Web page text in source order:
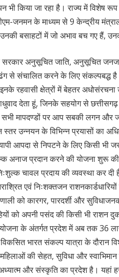
भी किया जा रहा है। राज्य में विशेष
जनमन के माध्यम से 9 केन्द्रीय
बसाहटों में जो अभाव बच गए हैं,
सरकार अनुसूचित जाति, अनुसूचित
से संचालित करने के लिए संकल्पबद्ध
रहवासी क्षेत्रों में बेहतर
देता हूं, जिनके सहयोग से
सभी मापदण्डों पर आप सबकी लगन और
स्तर उन्नयन के विभिन्न प्रयासों का
आपदा से निपटने के लिए किसी भी
अनाज प्रदान करने की योजना शुरू
चावल प्रदाय की व्यवस्था कर
एवं निःशक्तजन
को कारगर, पारदर्शी और
को अपनी पसंद की किसी भी राशन
योजना के अंतर्गत प्रदेश में अब तक 36
विकसित भारत संकल्प यात्रा के
की सेहत, सुविधा और
अध्यात्म और संस्कृति का प्रदेश है।